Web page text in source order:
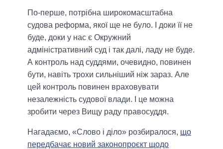
По-перше, потрібна широкомасштабна
судова реформа, якої ще не було. І доки її не
буде, доки у нас є Окружний
адміністративний суд і так далі, ладу не буде.
А контроль над суддями, очевидно, повинен
бути, навіть трохи сильніший ніж зараз. Але
цей контроль повинен враховувати
незалежність судової влади. І це можна
зробити через Вищу раду правосуддя.
Нагадаємо, «Слово і діло» розбиралося, що
передбачає новий законопроєкт щодо